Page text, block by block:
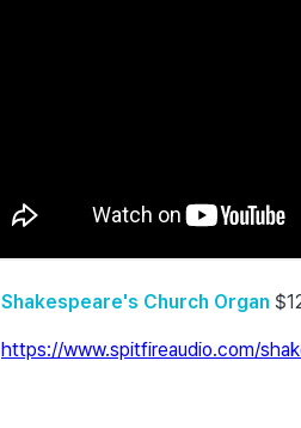
Shakespeare's Church Organ
https://www.spitfireaudio.com/